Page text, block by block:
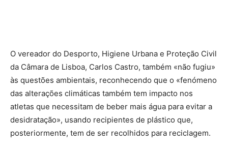
O vereador do Desporto, Higiene Urbana e Proteção Civil
da Câmara de Lisboa, Carlos Castro, também «não fugiu»
às questões ambientais, reconhecendo que o «fenómeno
das alterações climáticas também tem impacto nos
atletas que necessitam de beber mais água para evitar a
desidratação», usando recipientes de plástico que,
posteriormente, tem de ser recolhidos para reciclagem.